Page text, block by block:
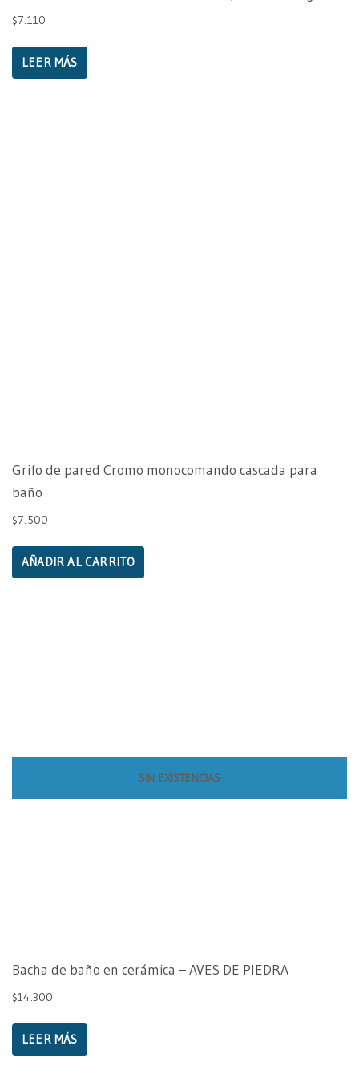
$7.110
LEER MÁS
Grifo de pared Cromo monocomando cascada para
baño
$7.500
AÑADIR AL CARRITO
SIN EXISTENCIAS
Bacha de baño en cerámica – AVES DE PIEDRA
$14.300
LEER MÁS